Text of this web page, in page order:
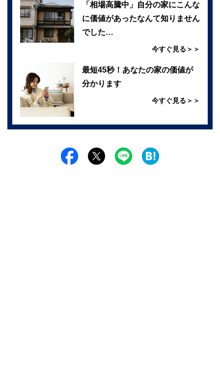
「相場高騰中」自分の家にこんな
に価値があったなんて知りません
でした…
今すぐ見る＞＞
最短45秒！あなたの家の価値が
分かります
今すぐ見る＞＞